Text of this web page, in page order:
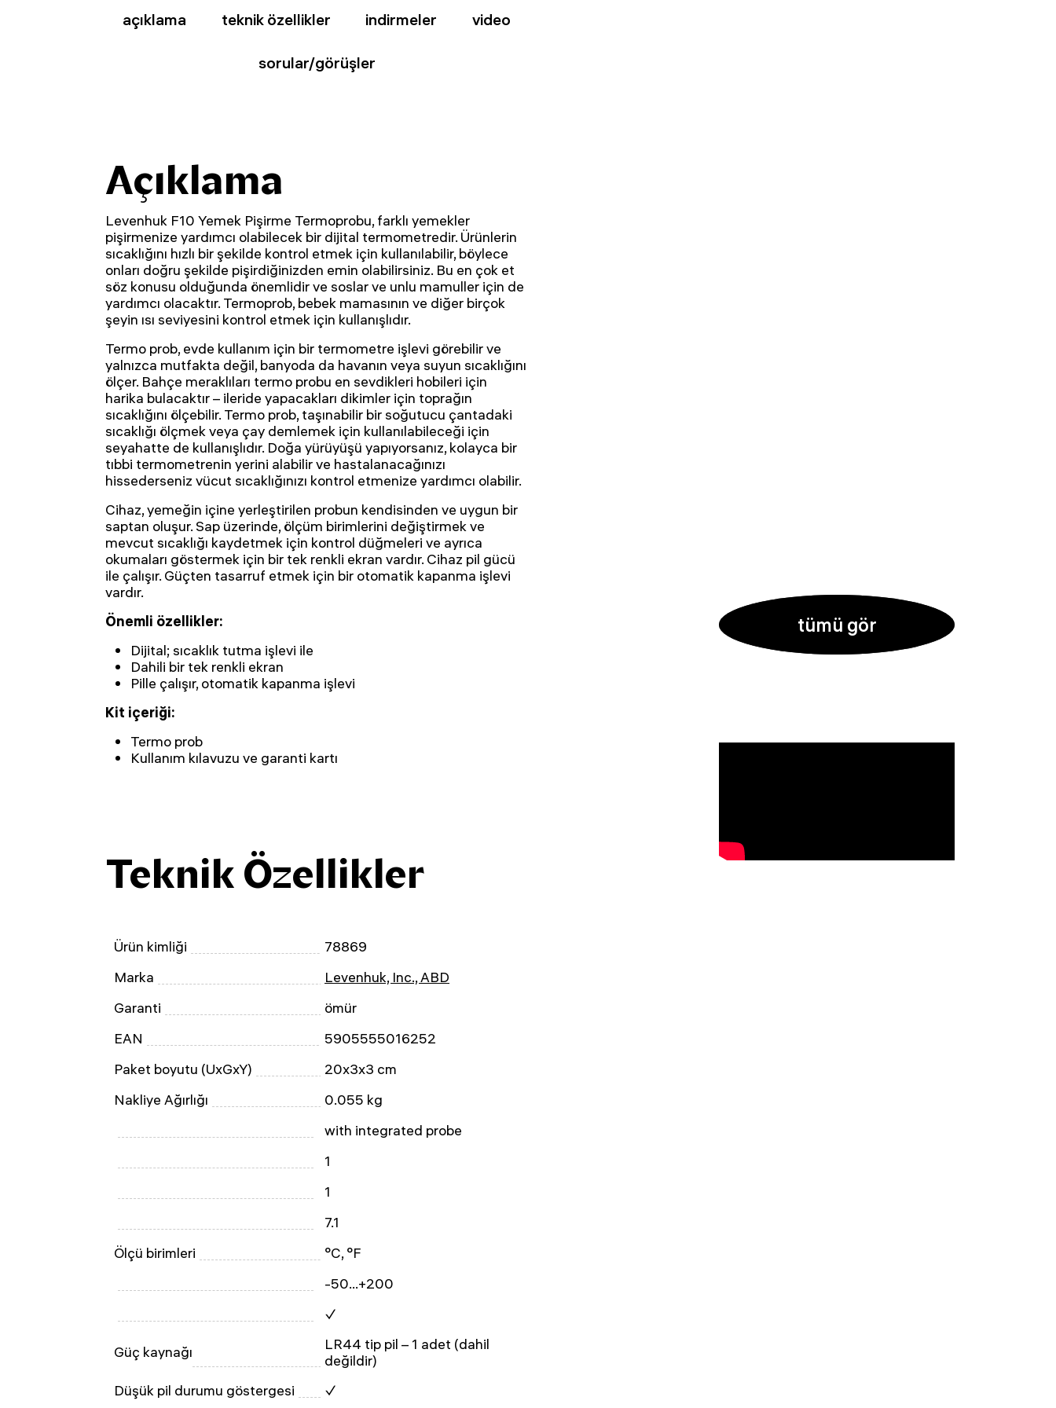
tümü gör
açıklama teknik özellikler indirmeler video
sorular/görüşler
Açıklama
Levenhuk F10 Yemek Pişirme Termoprobu, farklı yemekler
pişirmenize yardımcı olabilecek bir dijital termometredir. Ürünlerin
sıcaklığını hızlı bir şekilde kontrol etmek için kullanılabilir, böylece
onları doğru şekilde pişirdiğinizden emin olabilirsiniz. Bu en çok et
söz konusu olduğunda önemlidir ve soslar ve unlu mamuller için de
yardımcı olacaktır. Termoprob, bebek mamasının ve diğer birçok
şeyin ısı seviyesini kontrol etmek için kullanışlıdır.
Termo prob, evde kullanım için bir termometre işlevi görebilir ve
yalnızca mutfakta değil, banyoda da havanın veya suyun sıcaklığını
ölçer. Bahçe meraklıları termo probu en sevdikleri hobileri için
harika bulacaktır – ileride yapacakları dikimler için toprağın
sıcaklığını ölçebilir. Termo prob, taşınabilir bir soğutucu çantadaki
sıcaklığı ölçmek veya çay demlemek için kullanılabileceği için
seyahatte de kullanışlıdır. Doğa yürüyüşü yapıyorsanız, kolayca bir
tıbbi termometrenin yerini alabilir ve hastalanacağınızı
hissederseniz vücut sıcaklığınızı kontrol etmenize yardımcı olabilir.
Cihaz, yemeğin içine yerleştirilen probun kendisinden ve uygun bir
saptan oluşur. Sap üzerinde, ölçüm birimlerini değiştirmek ve
mevcut sıcaklığı kaydetmek için kontrol düğmeleri ve ayrıca
okumaları göstermek için bir tek renkli ekran vardır. Cihaz pil gücü
ile çalışır. Güçten tasarruf etmek için bir otomatik kapanma işlevi
vardır.
Önemli özellikler:
Dijital; sıcaklık tutma işlevi ile
Dahili bir tek renkli ekran
Pille çalışır, otomatik kapanma işlevi
Kit içeriği:
Termo prob
Kullanım kılavuzu ve garanti kartı
Teknik Özellikler
Ürün kimliği
78869
Marka
Levenhuk, Inc., ABD
Garanti
ömür
EAN
5905555016252
Paket boyutu (UxGxY)
20x3x3 cm
Nakliye Ağırlığı
0.055 kg
with integrated probe
1
1
7.1
Ölçü birimleri
°C, °F
-50...+200
✓
Güç kaynağı
LR44 tip pil – 1 adet (dahil
değildir)
Düşük pil durumu göstergesi
✓